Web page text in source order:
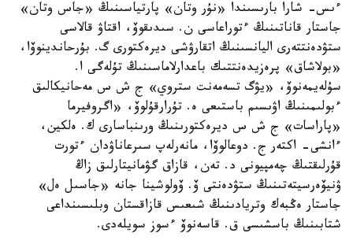
ءىس- شارا بارىسىندا «نۇر وتان» پارتياسىنىڭ «جاس وتان»
جاستار قاناتىنىڭ ءتوراعاسى ن. سىدىقوۆ، اقتاۋ قالاسى
ستۋدەنتتەرى اليانسىنىڭ اتقارۋشى ديرەكتورى گ. بۇرحاندينوۆا،
«بولاشاق» پرەزيدەنتتىك باعدارلاماسىنىڭ تۇلەگى ا.
سۇلەيمەنوۆ، «يۋگ تسەمەنت ستروي» ج ش س مەحانيكالىق
ءبولىمىنىڭ اۋىسىم باستىعى ە. تۇرارقۇلوۆ، «اگروفيرما
«پاراسات» ج ش س ديرەكتورىنىڭ ورىنباسارى ك. ەلكين،
ءانشى- اكتەر ج. دوعالوۆا، مانەرلەپ سىرعاناۋدان ءتورت
قۇرلىقتىڭ چەمپيونى د. تەن، قازاق گۋمانيتارلىق زاڭ
ۋنيۆەرسيتەتىنىڭ ستۋدەنتى ۆ. ۆولوشينا جانە «جاسىل ەل»
جاستار ەڭبەك وتريادىنىڭ شىعىس قازاقستان وبلىسىنداعى
شتابىنىڭ باسشىسى ق. قاسەنوۆ ءسوز سويلەدى.